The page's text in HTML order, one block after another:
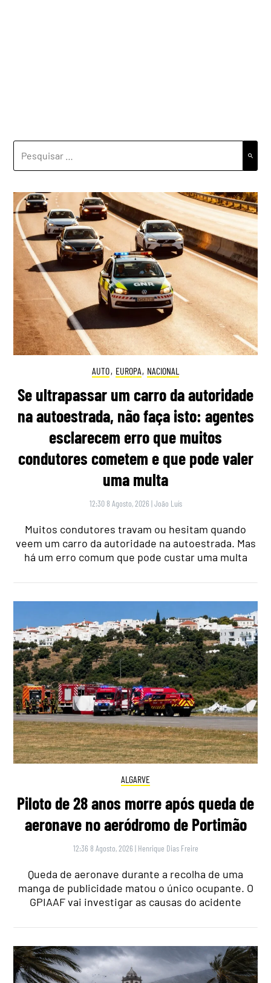
AUTO, EUROPA, NACIONAL
Se ultrapassar um carro da autoridade
na autoestrada, não faça isto: agentes
esclarecem erro que muitos
condutores cometem e que pode valer
uma multa
12:30 8 Agosto, 2026 |João Luís
Muitos condutores travam ou hesitam quando
veem um carro da autoridade na autoestrada. Mas
há um erro comum que pode custar uma multa
ALGARVE
Piloto de 28 anos morre após queda de
aeronave no aeródromo de Portimão
12:36 8 Agosto, 2026 | Henrique Dias Freire
Queda de aeronave durante a recolha de uma
manga de publicidade matou o único ocupante. O
GPIAAF vai investigar as causas do acidente